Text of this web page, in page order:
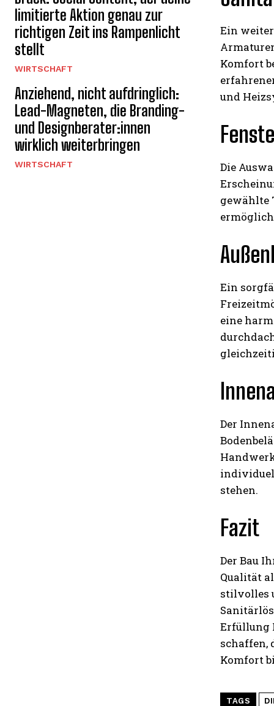
limitierte Aktion genau zur
richtigen Zeit ins Rampenlicht
stellt
WIRTSCHAFT
Anziehend, nicht aufdringlich:
Lead-Magneten, die Branding-
und Designberater:innen
wirklich weiterbringen
WIRTSCHAFT
Ein
Komfort
und
Die
gewählte
Ein
eine
Der
stehen.
Fazit
Der Bau
Qualität
stilvolles
Erfüllung
schaffen,
Komfort
TAGS